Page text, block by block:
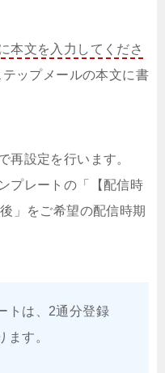
本文を入力してくださ
ップメールの本文に書
再設定を行います。
プレートの「【配信時
」をご希望の配信時期
トは、2通分登録
ます。